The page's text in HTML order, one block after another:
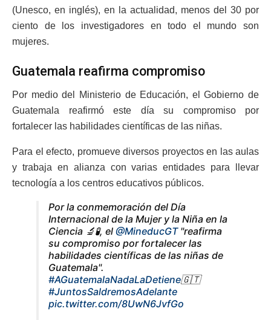
(Unesco, en inglés), en la actualidad, menos del 30 por
ciento de los investigadores en todo el mundo son
mujeres.
Guatemala reafirma compromiso
Por medio del Ministerio de Educación, el Gobierno de
Guatemala reafirmó este día su compromiso por
fortalecer las habilidades científicas de las niñas.
Para el efecto, promueve diversos proyectos en las aulas
y trabaja en alianza con varias entidades para llevar
tecnología a los centros educativos públicos.
Por la conmemoración del Día
Internacional de la Mujer y la Niña en la
Ciencia 🔬🧪, el @MineducGT"reafirma
su compromiso por fortalecer las
habilidades científicas de las niñas de
Guatemala".
#AGuatemalaNadaLaDetiene🇬🇹
#JuntosSaldremosAdelante
pic.twitter.com/8UwN6JvfGo